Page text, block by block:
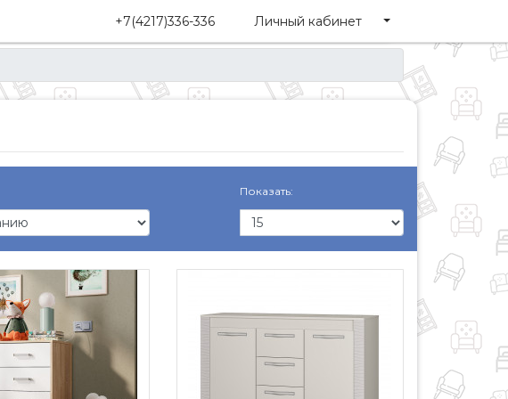
+7(4217)336-336 Личный кабинет
Показать: